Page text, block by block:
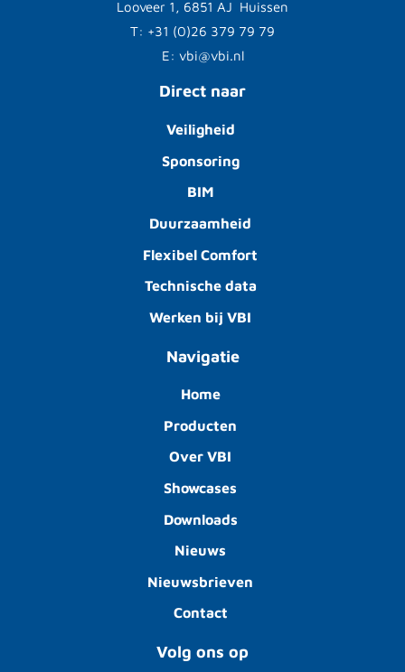
Looveer 1, 6851 AJ Huissen
T: +31 (0)26 379 79 79
E: vbi@vbi.nl
Direct naar
Veiligheid
Sponsoring
BIM
Duurzaamheid
Flexibel Comfort
Technische data
Werken bij VBI
Navigatie
Home
Producten
Over VBI
Showcases
Downloads
Nieuws
Nieuwsbrieven
Contact
Volg ons op